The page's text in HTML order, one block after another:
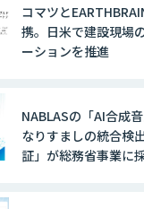
コマツと
携。日米で建設現場
ーションを推進
NABLASの「AI合成
なりすましの統合検
証」が総務省事業に